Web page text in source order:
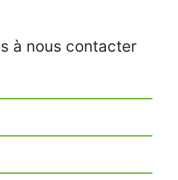
à nous contacter